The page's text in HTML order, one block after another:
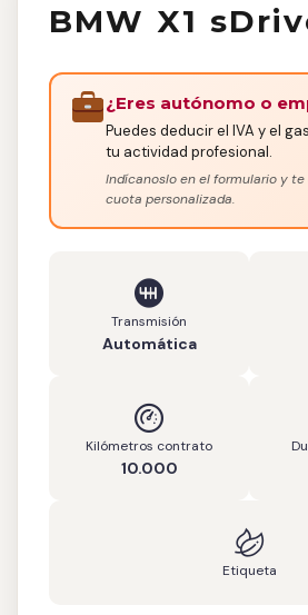
BMW X1
¿Eres autónomo o
Puedes deducir el IVA y el
tu actividad profesional.
Indícanoslo en el formulario y
cuota personalizada.
Transmisión
Automática
Kilómetros contrato
10.000
Etiqueta